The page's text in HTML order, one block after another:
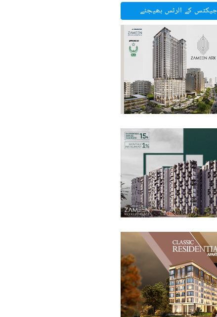
کے الرٹس بھیجئے